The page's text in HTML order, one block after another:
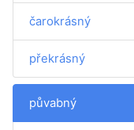
čarokrásný
překrásný
půvabný